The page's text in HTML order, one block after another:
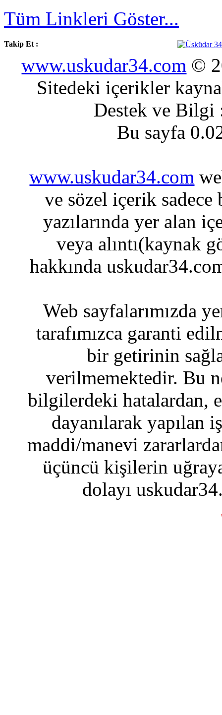
Tüm Linkleri Göster...
Takip Et :
www.uskudar34.com ©
Sitedeki içerikler
Destek ve
Bu sayfa
www.uskudar34.com
ve sözel içerik sadece
yazılarında yer alan
veya alıntı(kaynak
hakkında
Web sayfalarımızda
tarafımızca garanti
bir getirinin
verilmemektedir. Bu
bilgilerdeki hatalardan,
dayanılarak yapılan
maddi/manevi
üçüncü kişilerin
dolayı